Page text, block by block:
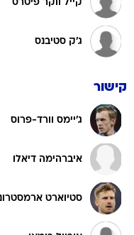
ג'ק סטיבנס
קישור
איברהימה דיאלו
סטיוארט
אוריול רומאו